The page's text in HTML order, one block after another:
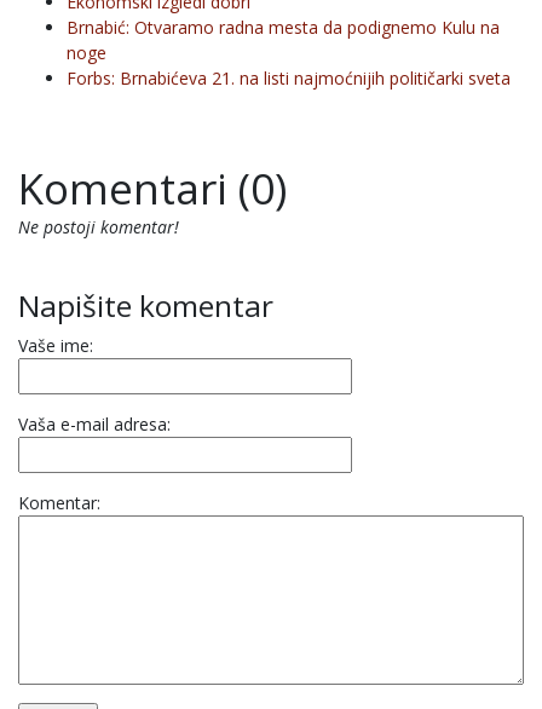
Brnabić: Otvaramo radna mesta da podignemo Kulu na
noge
Forbs: Brnabićeva 21. na listi najmoćnijih političarki sveta
Komentari (0)
Ne postoji komentar!
Napišite komentar
Vaše ime:
Vaša e-mail adresa:
Komentar: